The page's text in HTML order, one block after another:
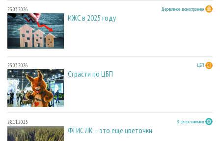
23.03.2026 Деревянное домостроение
ИЖС в 2025 году
23.03.2026 ЦБП
Страсти по ЦБП
28.11.2025 В центре внимания
ФГИС ЛК – это еще цветочки